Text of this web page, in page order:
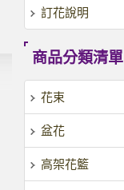
訂花說明
商品分類清單
花束
盆花
高架花籃